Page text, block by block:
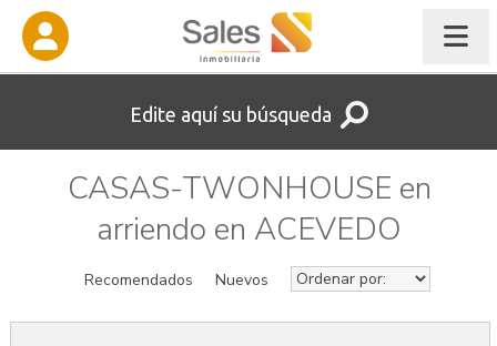
Edite aquí su búsqueda
CASAS-TWONHOUSE en
arriendo en ACEVEDO
Recomendados Nuevos